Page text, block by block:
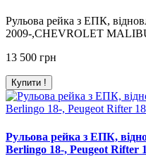
Рульова рейка з ЕПК,
2009-,CHEVROLET
13 500 грн
Купити !
Рульова рейка з ЕПК,
Berlingo 18-, Peugeot Rifter